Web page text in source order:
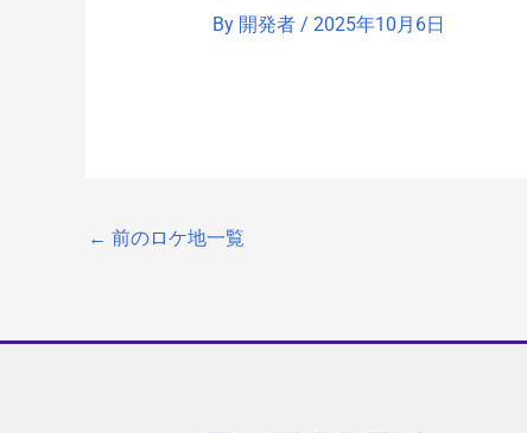
By 開発者 / 2025年10月6日
← 前のロケ地一覧